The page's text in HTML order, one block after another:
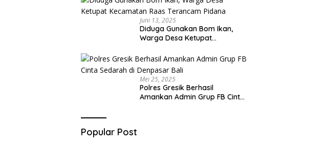
Juni 13, 2025
Diduga Gunakan Bom Ikan,
Warga Desa Ketupat
Pidana
Mei 25, 2025
Polres Gresik Berhasil
Amankan Admin Grup FB Cinta
Popular Post